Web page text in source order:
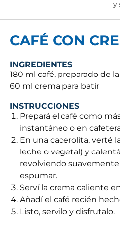
y
CAFÉ CON
INGREDIENTES
180 ml café, preparado de
60 ml crema para batir
INSTRUCCIONES
Prepará el café como
instantáneo o en
En una cacerolita, verté
leche o vegetal) y
revolviendo
espumar.
Serví la crema caliente
Añadí el café recién
Listo, servilo y disfrutalo.